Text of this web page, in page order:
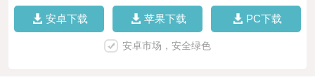
安卓下载 苹果下载 PC下载
安卓市场，安全绿色